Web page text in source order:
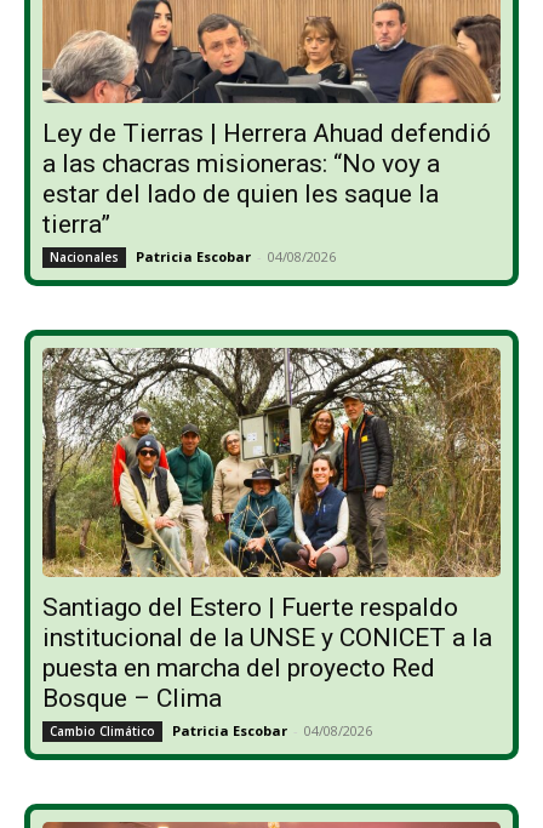
Ley de Tierras | Herrera Ahuad defendió
a las chacras misioneras: “No voy a
estar del lado de quien les saque la
tierra”
Nacionales Patricia Escobar - 04/08/2026
Santiago del Estero | Fuerte respaldo
institucional de la UNSE y CONICET a la
puesta en marcha del proyecto Red
Bosque – Clima
Cambio Climático Patricia Escobar - 04/08/2026